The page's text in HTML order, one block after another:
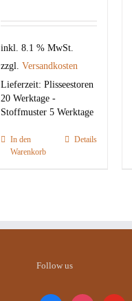
inkl. 8.1 % MwSt.
zzgl.Versandkosten
Lieferzeit:Plisseestoren
20 Werktage -
Stoffmuster 5 Werktage
In den
Warenkorb
Details
Follow us